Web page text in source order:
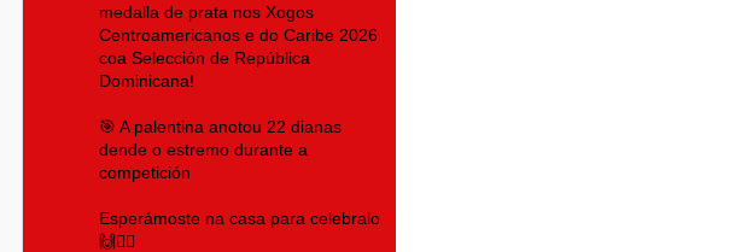
medalla de prata nos Xogos
Centroamericanos e do Caribe 2026
coa Selección de República
Dominicana!
🎯 A palentina anotou 22 dianas
dende o estremo durante a
competición
Esperámoste na casa para celebralo
🙌❤️‍🔥